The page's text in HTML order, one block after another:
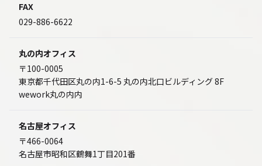
FAX
029-886-6622
丸の内オフィス
〒100-0005
東京都千代田区丸の内1-6-5 丸の内北口ビルディング 8F
wework丸の内内
名古屋オフィス
〒466-0064
名古屋市昭和区鶴舞1丁目201番